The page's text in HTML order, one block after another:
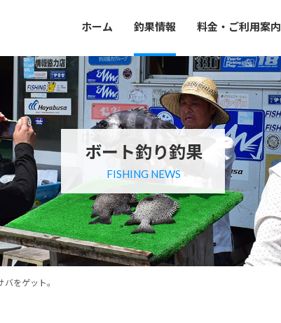
ホーム 釣果情報 料金・ご利用案内
ボート釣り釣果
FISHING NEWS
をゲット。